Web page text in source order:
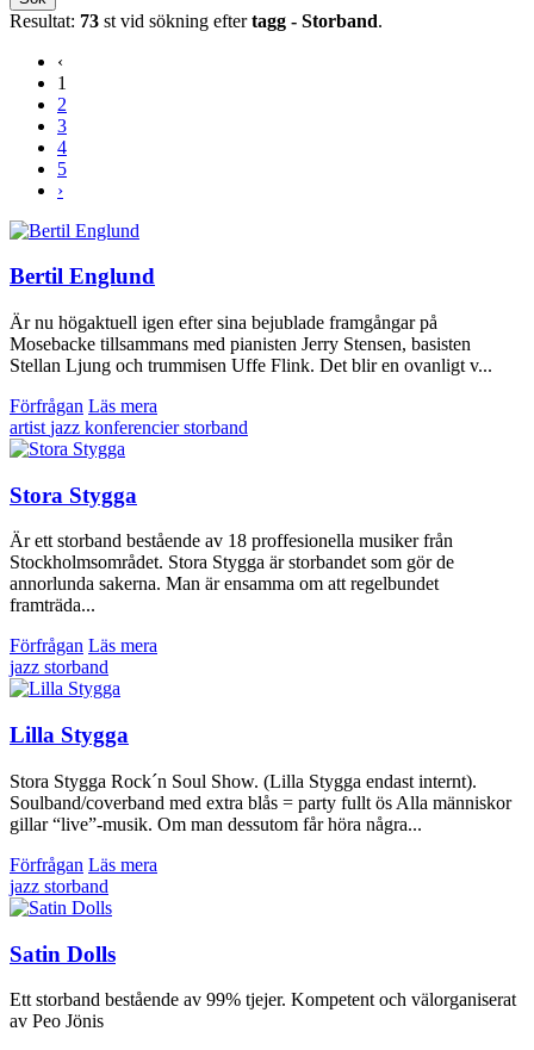
Resultat: 73 st vid sökning eftertagg - Storband.
‹
1
2
3
4
5
›
Bertil Englund
Är nu högaktuell igen efter sina bejublade framgångar på
Mosebacke tillsammans med pianisten Jerry Stensen, basisten
Stellan Ljung och trummisen Uffe Flink. Det blir en ovanligt v...
Förfrågan Läs mera
artist jazz konferencierstorband
Stora Stygga
Är ett storband bestående av 18 proffesionella musiker från
Stockholmsområdet. Stora Stygga är storbandet som gör de
annorlunda sakerna. Man är ensamma om att regelbundet
framträda...
Förfrågan Läs mera
jazz storband
Lilla Stygga
Stora Stygga Rock´n Soul Show. (Lilla Stygga endast internt).
Soulband/coverband med extra blås = party fullt ös Alla människor
gillar “live”-musik. Om man dessutom får höra några...
Förfrågan Läs mera
jazz storband
Satin Dolls
Ett storband bestående av 99% tjejer. Kompetent och välorganiserat
av Peo Jönis